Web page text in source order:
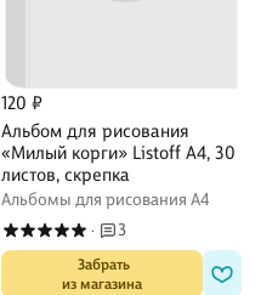
120 ₽
Альбом для рисования
«Милый корги» Listoff А4, 30
листов, скрепка
Альбомы для рисования А4
· 3
Забрать
из магазина